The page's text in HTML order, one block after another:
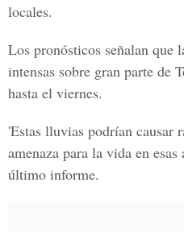
locales.
Los pronósticos señalan que
intensas sobre gran parte de
hasta el viernes.
'Estas lluvias podrían causar
amenaza para la vida en
último informe.